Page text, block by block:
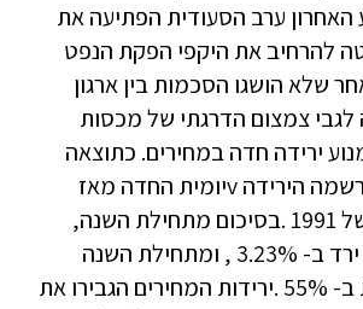
האחרון ערב הסעודית הפתיעה את
להרחיב את היקפי הפקת הנפט
שלא הושגו הסכמות בין ארגון
לגבי צמצום הדרגתי של מכסות
ירידה חדה במחירים. כתוצאה
מכך, באותו יום נרשמה הירידה vיומית החדה מאז
מלחמת המפרץ של 1991 .בסיכום מתחילת השנה,
מחיר חבית ברנט ירד ב- 3.23% , ומתחילת השנה
הירידה מסתכמת ב- 55% .ירידות המחירים הגבירו את